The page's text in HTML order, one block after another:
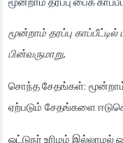
மூன்றாம் தரப்பு
பின்வருமாறு,
சொந்த சேதங்கள்:
ஏற்படும் சேதங்களை
ஓட்டுநர் உரிமம் இல்லாமல்